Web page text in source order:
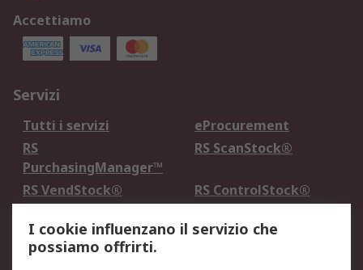
Accettiamo
Servizi
Tutti i servizi
eProcurement
RS
PurchasingManager™
RS ScanStock®
RS VendStock®
RS ControlStock®
Legale
I cookie influenzano il servizio che
possiamo offrirti.